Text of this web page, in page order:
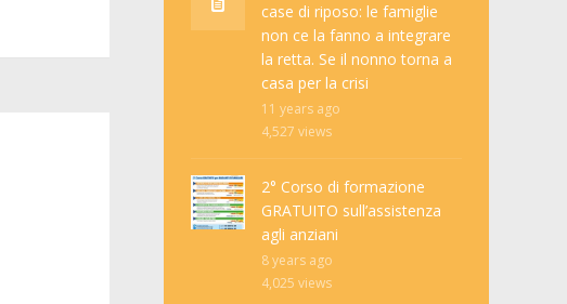
case di riposo: le famiglie
non ce la fanno a integrare
la retta. Se il nonno torna a
casa per la crisi
11 years ago
4,527 views
2° Corso di formazione
GRATUITO sull’assistenza
agli anziani
8 years ago
4,025 views